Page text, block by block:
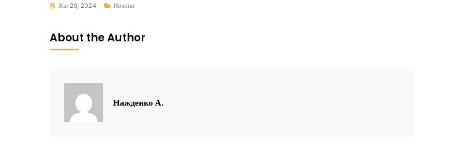
Кві 29, 2024 Новини
About the Author
Нажденко А.